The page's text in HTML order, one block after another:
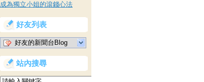
成為獨立小姐的滾錢心法
好友列表
好友的新聞台Blog
站內搜尋